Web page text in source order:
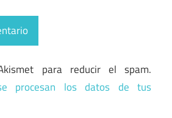
para reducir el spam.
procesan los datos de tus